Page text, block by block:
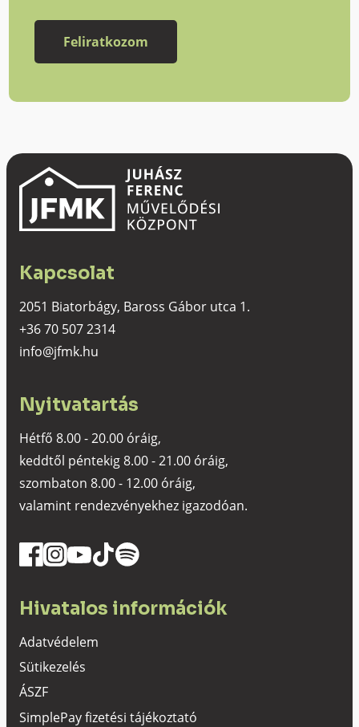
Kapcsolat
2051 Biatorbágy, Baross Gábor utca 1.
+36 70 507 2314
info@jfmk.hu
Nyitvatartás
Hétfő 8.00 - 20.00 óráig,
keddtől péntekig 8.00 - 21.00 óráig,
szombaton 8.00 - 12.00 óráig,
valamint rendezvényekhez igazodóan.
Hivatalos információk
Adatvédelem
Sütikezelés
ÁSZF
SimplePay fizetési tájékoztató